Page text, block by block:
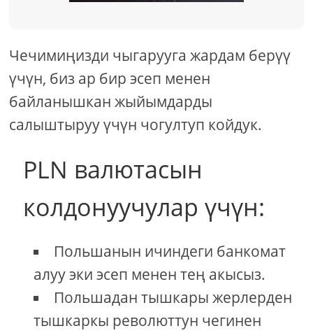
Чечимиңизди чыгарууга жардам берүү
үчүн, биз ар бир эсеп менен
байланышкан жыйымдарды
салыштыруу үчүн чогултуп койдук.
PLN валютасын
колдонуучулар үчүн:
Польшанын ичиндеги банкомат
алуу эки эсеп менен тең акысыз.
Польшадан тышкары жерлерден
тышкаркы революттун чегинен